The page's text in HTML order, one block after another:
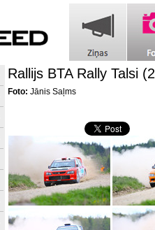
Rallijs BTA Rally Talsi
Foto: Jānis Saļms